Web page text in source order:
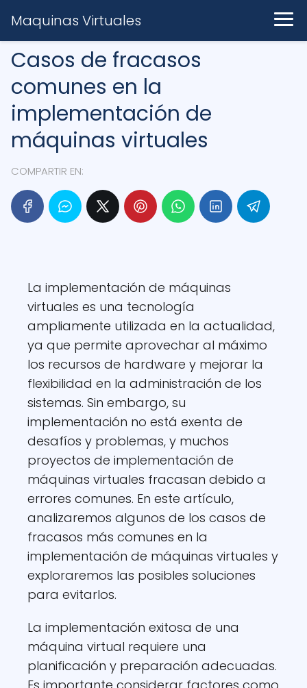
Maquinas Virtuales
Casos de fracasos
comunes en la
implementación de
máquinas virtuales
COMPARTIR EN:
La implementación de máquinas
virtuales es una tecnología
ampliamente utilizada en la actualidad,
ya que permite aprovechar al máximo
los recursos de hardware y mejorar la
flexibilidad en la administración de los
sistemas. Sin embargo, su
implementación no está exenta de
desafíos y problemas, y muchos
proyectos de implementación de
máquinas virtuales fracasan debido a
errores comunes. En este artículo,
analizaremos algunos de los casos de
fracasos más comunes en la
implementación de máquinas virtuales y
exploraremos las posibles soluciones
para evitarlos.
La implementación exitosa de una
máquina virtual requiere una
planificación y preparación adecuadas.